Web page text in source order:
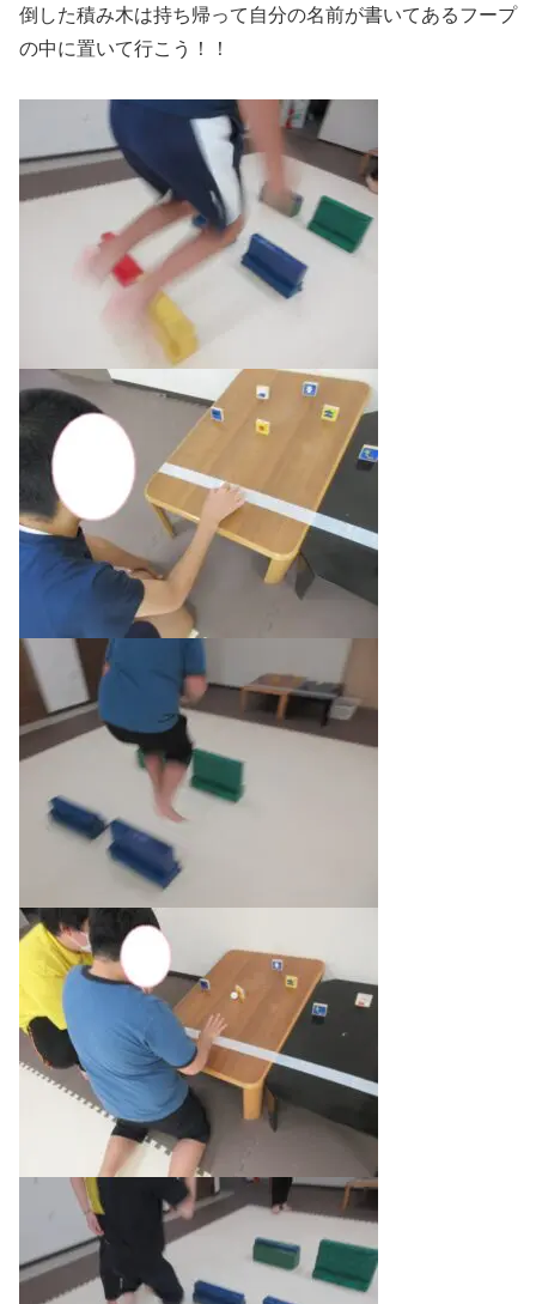
倒した積み木は持ち帰って自分の名前が書いてあるフープ
の中に置いて行こう！！